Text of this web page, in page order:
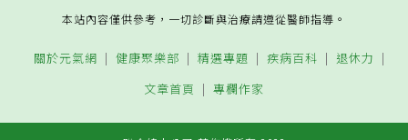
本站內容僅供參考，一切診斷與治療請遵從醫師指導。
關於元氣網 健康聚樂部 精選專題 疾病百科
退休力
文章首頁
專欄作家